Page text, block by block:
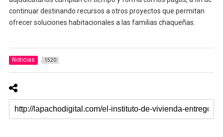
continuar destinando recursos a otros proyectos que permitan
ofrecer soluciones habitacionales a las familias chaqueñas.
Noticias 1520